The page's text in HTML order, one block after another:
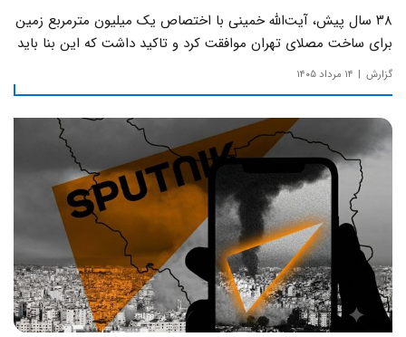
۳۸ سال پیش، آیت‌الله خمینی با اختصاص یک میلیون مترمربع زمین
برای ساخت مصلای تهران موافقت کرد و تاکید داشت که این بنا باید
به دور از زرق‌وبرق و یادآور سادگی مساجد صدر اسلام باشد.
گزارش ۱۴ مرداد ۱۴۰۵